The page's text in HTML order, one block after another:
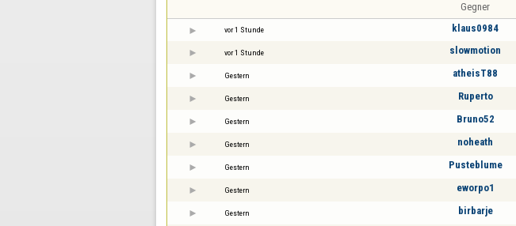
Gegner
vor 1 Stunde klaus0984
vor 1 Stunde slowmotion
Gestern atheisT88
Gestern Ruperto
Gestern Bruno52
Gestern noheath
Gestern Pusteblume
Gestern eworpo1
Gestern birbarje